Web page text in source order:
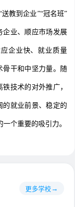
教到企业”“冠名班”
企业、顺应市场发展
企业快、就业质量
骨干和中坚力量。随
技术的对外推广，
就业前景、稳定的
个重要的吸引力。
更多学校